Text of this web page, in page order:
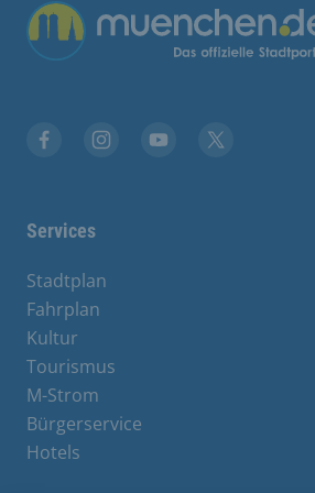
Übergreifende Links
Services
Stadtplan
Fahrplan
Kultur
Tourismus
M-Strom
Bürgerservice
Hotels